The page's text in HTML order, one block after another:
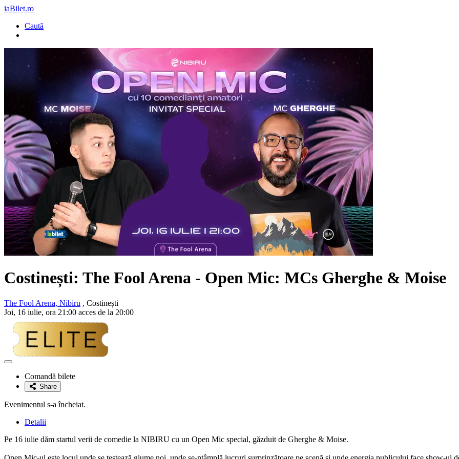
iaBilet.ro
Caută
Costinești: The Fool Arena - Open Mic: MCs Gherghe & Moise
The Fool Arena, Nibiru , Costinești
Joi, 16 iulie, ora 21:00 acces de la 20:00
Adaugă
favoriteComandă bilete
Share
Evenimentul s-a încheiat.
Detalii
Pe 16 iulie dăm startul verii de comedie la NIBIRU cu un Open Mic special, găzduit de Gherghe & Moise.